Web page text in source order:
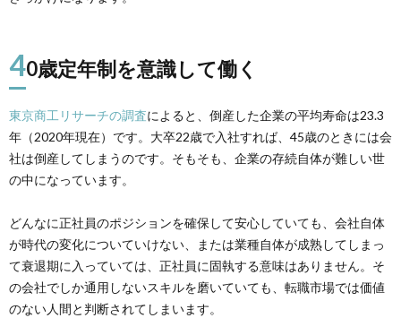
40歳定年制を意識して働く
東京商工リサーチの調査によると、倒産した企業の平均寿命は23.3
年（2020年現在）です。大卒22歳で入社すれば、45歳のときには会
社は倒産してしまうのです。そもそも、企業の存続自体が難しい世
の中になっています。
どんなに正社員のポジションを確保して安心していても、会社自体
が時代の変化についていけない、または業種自体が成熟してしまっ
て衰退期に入っていては、正社員に固執する意味はありません。そ
の会社でしか通用しないスキルを磨いていても、転職市場では価値
のない人間と判断されてしまいます。